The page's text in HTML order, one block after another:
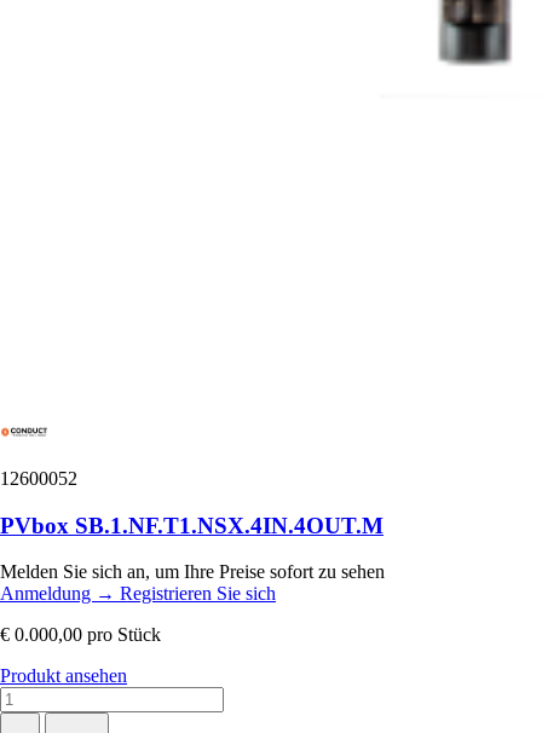
12600052
PVbox SB.1.NF.T1.NSX.4IN.4OUT.M
Melden Sie sich an, um Ihre Preise sofort zu sehen
Anmeldung → Registrieren Sie sich
€ 0.000,00 pro Stück
Produkt ansehen